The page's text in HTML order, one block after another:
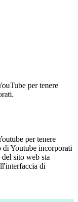
per tenere
per tenere
di Youtube incorporati
sito web sta
di